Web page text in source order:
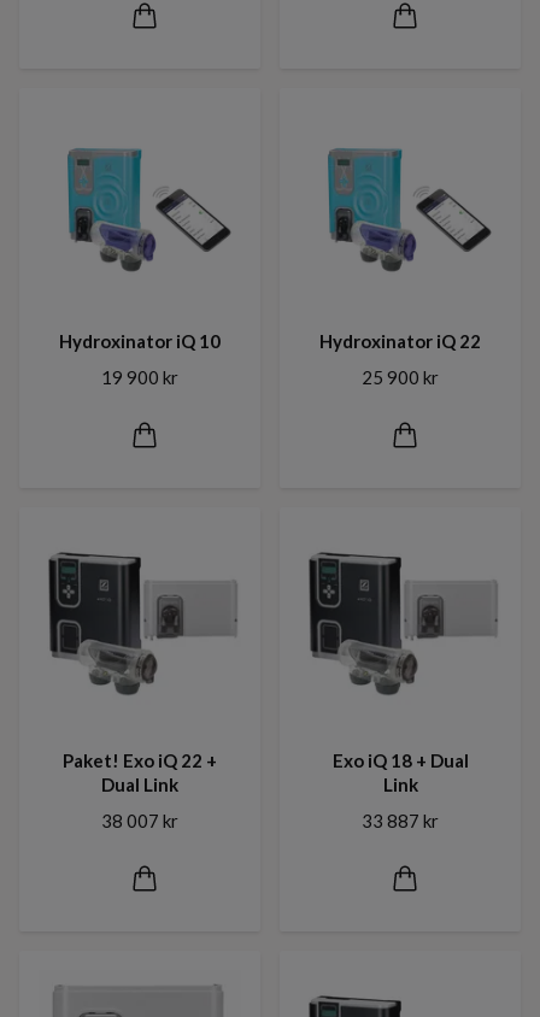
Hydroxinator iQ 10
19 900 kr
Hydroxinator iQ 22
25 900 kr
Paket! Exo iQ 22 +
Dual Link
38 007 kr
Exo iQ 18 + Dual
Link
33 887 kr